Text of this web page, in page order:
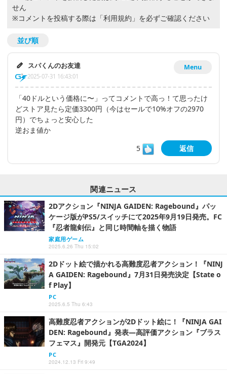
せん
※コメントを投稿する際は 「利用規約」 を必ずご確認ください
並び順
Menu
スパくんのお友達
2025-07-31 16:43:01
「40ドルという価格に〜」ってコメントで高っ！て思ったけ
どストア見たら定価3300円（今はセールで10%オフの2970
円）でちょっと安心した
逆おま値か
5
返信
関連ニュース
2Dアクション『NINJA GAIDEN: Ragebound』パッ
ケージ版がPS5/スイッチにて2025年9月19日発売。FC
『忍者龍剣伝』と同じ時間軸を描く物語
家庭用ゲーム
2025.6.26 Thu 15:02
2Dドット絵で描かれる高難度忍者アクション！『NINJ
A GAIDEN: Ragebound』7月31日発売決定【State o
f Play】
PC
2025.6.5 Thu 6:43
高難度忍者アクションが2Dドット絵に！『NINJA GAI
DEN: Ragebound』発表―高評価アクション『ブラス
フェマス』開発元【TGA2024】
PC
2024.12.13 Fri 9:49